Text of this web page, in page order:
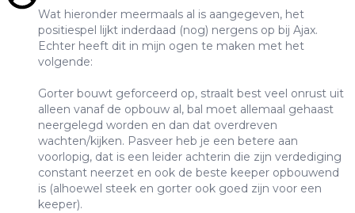
Wat hieronder meermaals al is aangegeven, het
positiespel lijkt inderdaad (nog) nergens op bij Ajax.
Echter heeft dit in mijn ogen te maken met het
volgende:
Gorter bouwt geforceerd op, straalt best veel onrust uit
alleen vanaf de opbouw al, bal moet allemaal gehaast
neergelegd worden en dan dat overdreven
wachten/kijken. Pasveer heb je een betere aan
voorlopig, dat is een leider achterin die zijn verdediging
constant neerzet en ook de beste keeper opbouwend
is (alhoewel steek en gorter ook goed zijn voor een
keeper).